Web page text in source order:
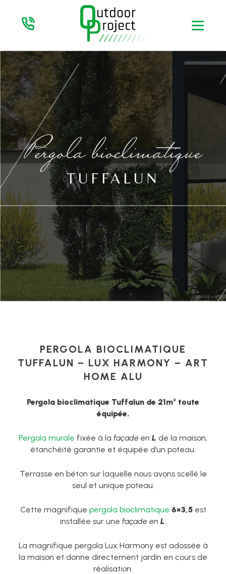
Pergola bioclimatique
TUFFALUN
PERGOLA BIOCLIMATIQUE
TUFFALUN – LUX HARMONY – ART
HOME ALU
Pergola bioclimatique Tuffalun de 21m² toute
équipée.
Pergola murale fixée à la façade en L de la maison,
étanchéité garantie et équipée d’un poteau.
Terrasse en béton sur laquelle nous avons scellé le
seul et unique poteau.
Cette magnifique pergola bioclimatique 6×3,5 est
installée sur une façade en L.
La magnifique pergola Lux Harmony est adossée à
la maison et donne directement jardin en cours de
réalisation.